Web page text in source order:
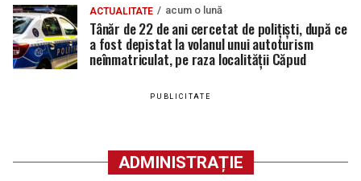
ACTUALITATE acum o lună
Tânăr de 22 de ani cercetat de polițiști, după ce
a fost depistat la volanul unui autoturism
neînmatriculat, pe raza localității Căpud
PUBLICITATE
ADMINISTRAȚIE